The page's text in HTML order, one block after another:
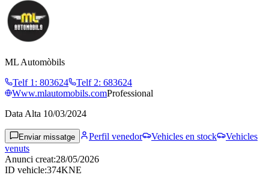
ML Automòbils
Telf 1 : 803624 Telf 2: 683624
Www.mlautomobils.comProfessional
Data Alta 10/03/2024
Enviar missatge Perfil venedor Vehicles en stock
Vehicles
venuts
Anunci creat:28/05/2026
ID vehicle:374KNE